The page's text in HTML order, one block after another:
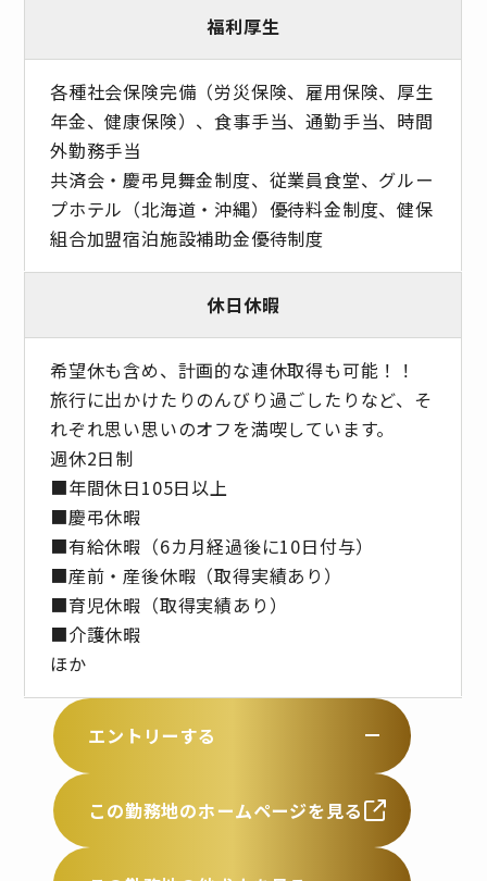
福利厚生
各種社会保険完備（労災保険、雇用保険、厚生
年金、健康保険）、食事手当、通勤手当、時間
外勤務手当
共済会・慶弔見舞金制度、従業員食堂、グルー
プホテル（北海道・沖縄）優待料金制度、健保
組合加盟宿泊施設補助金優待制度
休日休暇
希望休も含め、計画的な連休取得も可能！！
旅行に出かけたりのんびり過ごしたりなど、そ
れぞれ思い思いのオフを満喫しています。
週休2日制
■年間休日105日以上
■慶弔休暇
■有給休暇（6カ月経過後に10日付与）
■産前・産後休暇（取得実績あり）
■育児休暇（取得実績あり）
■介護休暇
ほか
エントリーする
この勤務地のホームページを見る